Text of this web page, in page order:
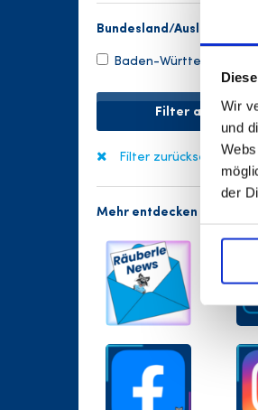
Wir
und
der
Bundesland/Ausland
Baden-Württemberg
Filter
Filter zurücksetzen
Mehr entdecken